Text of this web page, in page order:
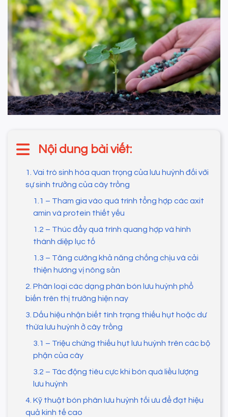
Nội dung bài viết:
1. Vai trò sinh hóa quan trọng của lưu huỳnh đối với
sự sinh trưởng của cây trồng
1.1 – Tham gia vào quá trình tổng hợp các axit
amin và protein thiết yếu
1.2 – Thúc đẩy quá trình quang hợp và hình
thành diệp lục tố
1.3 – Tăng cường khả năng chống chịu và cải
thiện hương vị nông sản
2. Phân loại các dạng phân bón lưu huỳnh phổ
biến trên thị trường hiện nay
3. Dấu hiệu nhận biết tình trạng thiếu hụt hoặc dư
thừa lưu huỳnh ở cây trồng
3.1 – Triệu chứng thiếu hụt lưu huỳnh trên các bộ
phận của cây
3.2 – Tác động tiêu cực khi bón quá liều lượng
lưu huỳnh
4. Kỹ thuật bón phân lưu huỳnh tối ưu để đạt hiệu
quả kinh tế cao